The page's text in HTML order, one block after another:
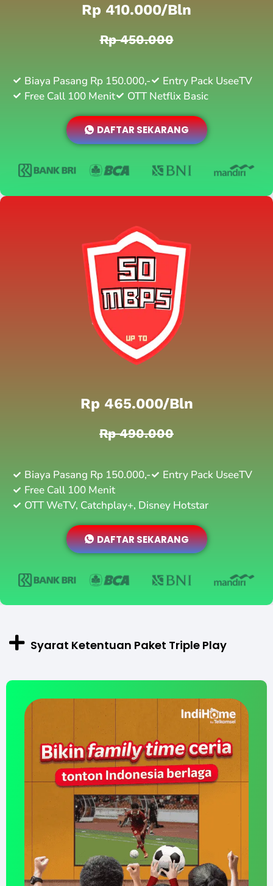
Rp 410.000/bln
Rp 450.000
Biaya Pasang Rp 150.000,-
Entry Pack UseeTV
Free Call 100 Menit
OTT Netflix Basic
DAFTAR SEKARANG
Rp 465.000/bln
Rp 490.000
Biaya Pasang Rp 150.000,-
Entry Pack UseeTV
Free Call 100 Menit
OTT WeTV, Catchplay+, Disney Hotstar
DAFTAR SEKARANG
Syarat Ketentuan Paket Triple Play